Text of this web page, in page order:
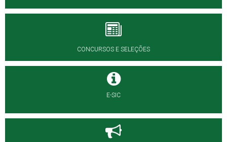
CONCURSOS E SELEÇÕES
E-SIC